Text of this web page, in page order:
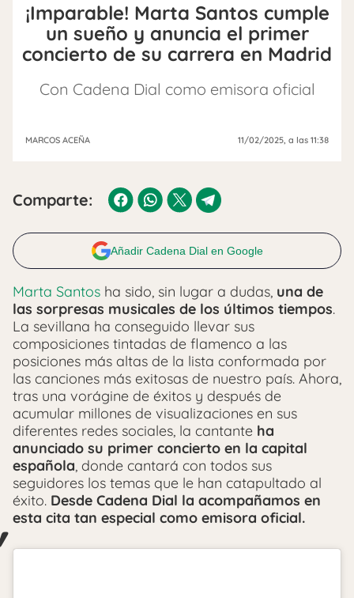
¡Imparable! Marta Santos cumple
un sueño y anuncia el primer
concierto de su carrera en Madrid
Con Cadena Dial como emisora oficial
MARCOS ACEÑA 11/02/2025, a las 11:38
Comparte:
Añadir Cadena Dial en Google
Marta Santos ha sido, sin lugar a dudas, una de
las sorpresas musicales de los últimos tiempos.
La sevillana ha conseguido llevar sus
composiciones tintadas de flamenco a las
posiciones más altas de la lista conformada por
las canciones más exitosas de nuestro país. Ahora,
tras una vorágine de éxitos y después de
acumular millones de visualizaciones en sus
diferentes redes sociales, la cantante ha
anunciado su primer concierto en la capital
española, donde cantará con todos sus
seguidores los temas que le han catapultado al
éxito. Desde Cadena Dial la acompañamos en
esta cita tan especial como emisora oficial.